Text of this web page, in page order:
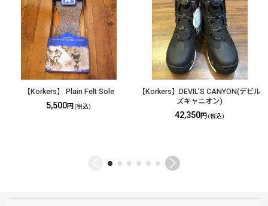
【Korkers】 Plain Felt Sole
5,500円 (税込)
【Korkers】DEVIL'S CANYON(デビル
ズキャニオン)
42,350円 (税込)